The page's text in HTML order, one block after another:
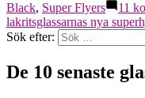
Black, Super Flyers 11
lakritsglassarnas nya
Sök efter:
De 10 senaste